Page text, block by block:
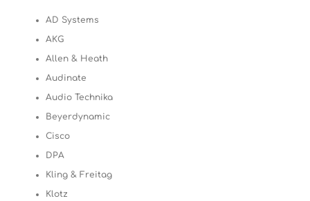
AD Systems
AKG
Allen & Heath
Audinate
Audio Technika
Beyerdynamic
Cisco
DPA
Kling & Freitag
Klotz